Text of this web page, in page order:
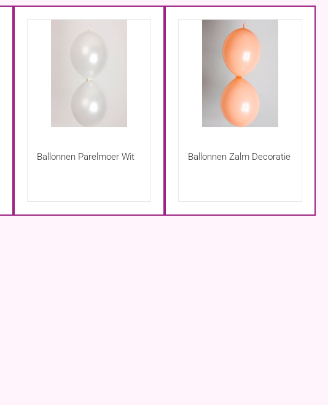
Ballonnen Parelmoer Wit Ballonnen Zalm Decoratie